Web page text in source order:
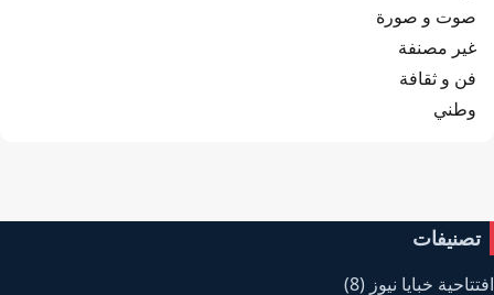
صوت و صورة
غير مصنفة
فن و ثقافة
وطني
تصنيفات
افتتاحية خبايا نيوز (8)